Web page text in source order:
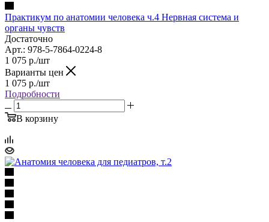
Практикум по анатомии человека ч.4 Нервная система и
органы чувств
Достаточно
Арт.: 978-5-7864-0224-8
1 075 р./шт
Варианты цен
1 075 р./шт
Подробности
В корзину